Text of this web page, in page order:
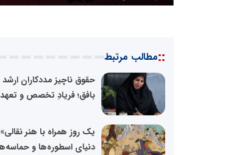
::مطالب مرتبط
حقوق ناچیز مددکاران
بافق؛ فریادِ تخصص و
یک روز همراه با هنر
دنیای اسطوره‌ها و